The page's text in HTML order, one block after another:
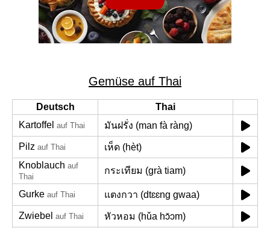
Gemüse auf Thai
Deutsch
Thai
Kartoffel auf Thai มันฝรั่ง (man fà ràng)
Pilz auf Thai
เห็ด (hèt)
Knoblauch auf
Thai
กระเทียม (grà tiam)
Gurke auf Thai แตงกวา (dtɛɛng gwaa)
Zwiebel auf Thai หัวหอม (hǔa hɔ̌ɔm)